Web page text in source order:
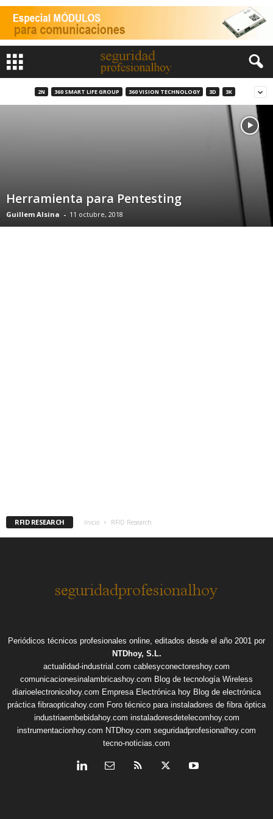
2N 360 SMART LIFE GROUP 360 VISION TECHNOLOGY 3D 3K
Herramienta para Pentesting
Guillem Alsina - 11 octubre, 2018
RFID RESEARCH Inicio RFID Research
Periódicos técnicos profesionales online, editados desde el año 2001 por
NTDhoy, S.L.
actualidad-industrial.com cablesyconectoreshoy.com
comunicacionesinalambricashoy.com Blog de tecnología Wireless
diarioelectronicohoy.com Empresa Electrónica hoy Blog de electrónica
práctica fibraopticahoy.com Foro técnico para instaladores de fibra óptica
industriaembebidahoy.com instaladoresdetelecomhoy.com
instrumentacionhoy.com NTDhoy.com seguridadprofesionalhoy.com
tecno-noticias.com